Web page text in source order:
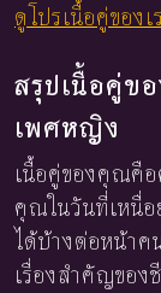
ดูโปรเนื้อคู่ของเ
สรุปเนื้อคู่ข
เพศหญิง
เนื้อคู่ของคุณคื
คุณในวันที่เหนื่
ได้บ้างต่อหน้าค
เรื่องสำคัญขอ